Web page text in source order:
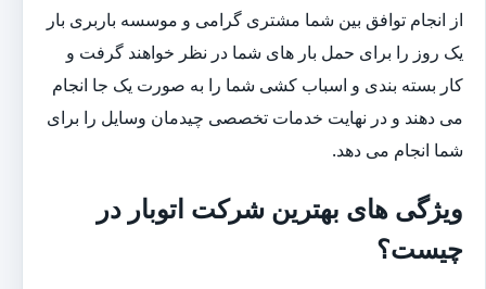
از انجام توافق بین شما مشتری گرامی و موسسه باربری بار
یک روز را برای حمل بار های شما در نظر خواهند گرفت و
کار بسته بندی و اسباب کشی شما را به صورت یک جا انجام
می دهند و در نهایت خدمات تخصصی چیدمان وسایل را برای
شما انجام می دهد.
ویژگی های بهترین شرکت اتوبار در
چیست؟